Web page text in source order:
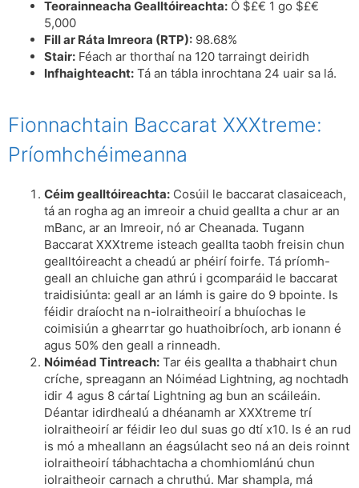
Teorainneacha Gealltóireachta: Ó $£€ 1 go $£€
5,000
Fill ar Ráta Imreora (RTP): 98.68%
Stair: Féach ar thorthaí na 120 tarraingt deiridh
Infhaighteacht: Tá an tábla inrochtana 24 uair sa lá.
Fionnachtain Baccarat XXXtreme:
Príomhchéimeanna
Céim gealltóireachta: Cosúil le baccarat clasaiceach,
tá an rogha ag an imreoir a chuid geallta a chur ar an
mBanc, ar an Imreoir, nó ar Cheanada. Tugann
Baccarat XXXtreme isteach geallta taobh freisin chun
gealltóireacht a cheadú ar phéirí foirfe. Tá príomh-
geall an chluiche gan athrú i gcomparáid le baccarat
traidisiúnta: geall ar an lámh is gaire do 9 bpointe. Is
féidir draíocht na n-iolraitheoirí a bhuíochas le
coimisiún a ghearrtar go huathoibríoch, arb ionann é
agus 50% den geall a rinneadh.
Nóiméad Tintreach: Tar éis geallta a thabhairt chun
críche, spreagann an Nóiméad Lightning, ag nochtadh
idir 4 agus 8 cártaí Lightning ag bun an scáileáin.
Déantar idirdhealú a dhéanamh ar XXXtreme trí
iolraitheoirí ar féidir leo dul suas go dtí x10. Is é an rud
is mó a mheallann an éagsúlacht seo ná an deis roinnt
iolraitheoirí tábhachtacha a chomhiomlánú chun
iolraitheoir carnach a chruthú. Mar shampla, má